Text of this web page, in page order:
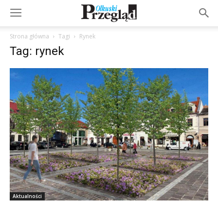
Strona główna Tagi Rynek
Tag: rynek
Aktualności